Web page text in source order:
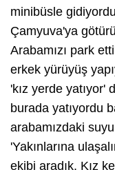
minibüsle
Çamyuva'ya
Arabamızı park
erkek yürüyüş
'kız yerde yatıyor'
burada yatıyordu
arabamızdaki
'Yakınlarına
ekibi aradık. Kız